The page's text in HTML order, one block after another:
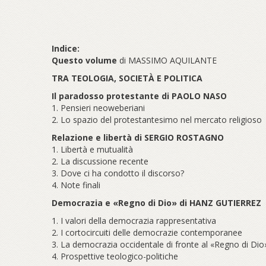
Indice:
Questo volume di MASSIMO AQUILANTE
TRA TEOLOGIA, SOCIETÀ E POLITICA
Il paradosso protestante di PAOLO NASO
1. Pensieri neoweberiani
2. Lo spazio del protestantesimo nel mercato religioso
Relazione e libertà di SERGIO ROSTAGNO
1. Libertà e mutualità
2. La discussione recente
3. Dove ci ha condotto il discorso?
4. Note finali
Democrazia e «Regno di Dio» di HANZ GUTIERREZ
1. I valori della democrazia rappresentativa
2. I cortocircuiti delle democrazie contemporanee
3. La democrazia occidentale di fronte al «Regno di
4. Prospettive teologico-politiche